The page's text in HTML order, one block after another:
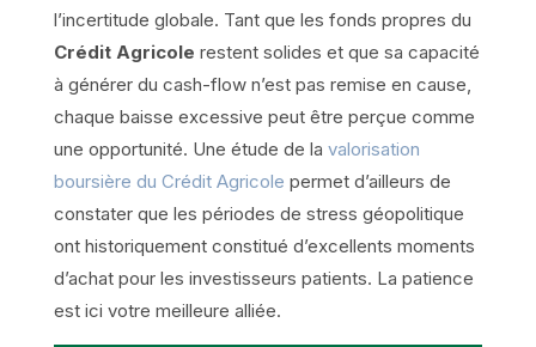
l’incertitude globale. Tant que les fonds propres du
Crédit Agricole restent solides et que sa capacité
à générer du cash-flow n’est pas remise en cause,
chaque baisse excessive peut être perçue comme
une opportunité. Une étude de la valorisation
boursière du Crédit Agricole permet d’ailleurs de
constater que les périodes de stress géopolitique
ont historiquement constitué d’excellents moments
d’achat pour les investisseurs patients. La patience
est ici votre meilleure alliée.